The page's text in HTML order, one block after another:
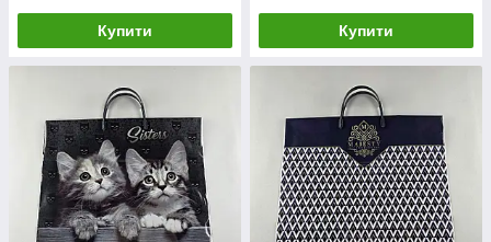
Купити Купити